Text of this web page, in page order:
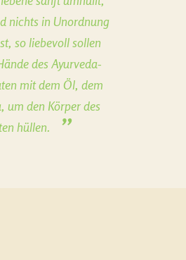
nichts in Unordnung
so liebevoll sollen
des Ayurveda-
mit dem Öl, dem
um den Körper des
hüllen.